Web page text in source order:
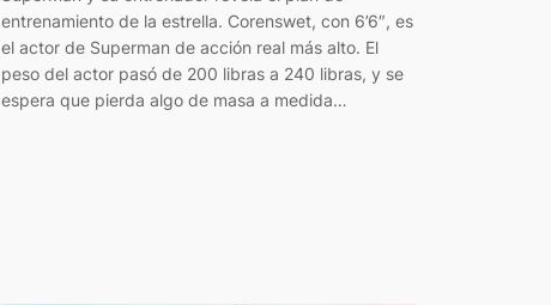
entrenamiento de la estrella. Corenswet, con 6’6″, es
el actor de Superman de acción real más alto. El
peso del actor pasó de 200 libras a 240 libras, y se
espera que pierda algo de masa a medida…